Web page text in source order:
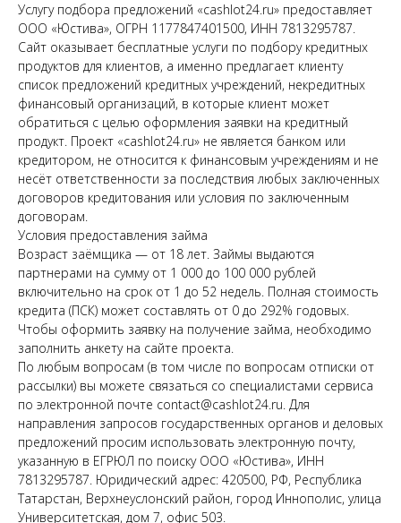
Услугу подбора предложений «cashlot24.ru» предоставляет
ООО «Юстива», ОГРН 1177847401500, ИНН 7813295787.
Сайт оказывает бесплатные услуги по подбору кредитных
продуктов для клиентов, а именно предлагает клиенту
список предложений кредитных учреждений, некредитных
финансовый организаций, в которые клиент может
обратиться с целью оформления заявки на кредитный
продукт. Проект «cashlot24.ru» не является банком или
кредитором, не относится к финансовым учреждениям и не
несёт ответственности за последствия любых заключенных
договоров кредитования или условия по заключенным
договорам.
Условия предоставления займа
Возраст заёмщика — от 18 лет. Займы выдаются
партнерами на сумму от 1 000 до 100 000 рублей
включительно на срок от 1 до 52 недель. Полная стоимость
кредита (ПСК) может составлять от 0 до 292% годовых.
Чтобы оформить заявку на получение займа, необходимо
заполнить анкету на сайте проекта.
По любым вопросам (в том числе по вопросам отписки от
рассылки) вы можете связаться со специалистами сервиса
по электронной почте contact@cashlot24.ru. Для
направления запросов государственных органов и деловых
предложений просим использовать электронную почту,
указанную в ЕГРЮЛ по поиску ООО «Юстива», ИНН
7813295787. Юридический адрес: 420500, РФ, Республика
Татарстан, Верхнеуслонский район, город Иннополис, улица
Университетская, дом 7, офис 503.